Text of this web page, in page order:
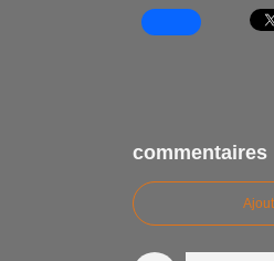
commentaires